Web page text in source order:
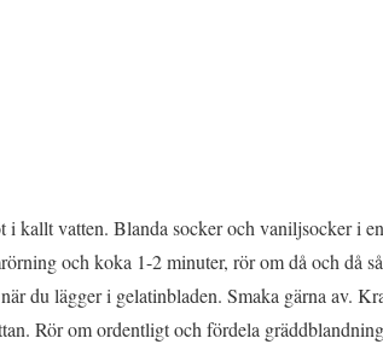
kallt vatten. Blanda socker och vaniljsocker i
och koka 1-2 minuter, rör om då och då
du lägger i gelatinbladen. Smaka gärna av.
Rör om ordentligt och fördela